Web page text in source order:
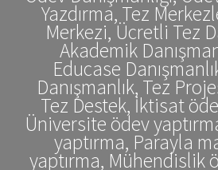
Yazdırma, Tez
Merkezi, Ücretli Tez
Akademik
Educase
Danışmanlık, Tez
Tez Destek, İktisat
Üniversite ödev
yaptırma, Parayla
yaptırma, Mühendislik